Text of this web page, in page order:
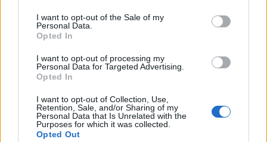
I want to opt-out of the Sale of my
Personal Data.
Opted In
I want to opt-out of processing my
Personal Data for Targeted Advertising.
Opted In
I want to opt-out of Collection, Use,
Retention, Sale, and/or Sharing of my
Personal Data that Is Unrelated with the
Purposes for which it was collected.
Opted Out
Ördögök szigete 2.
Istenek között: Az utolsó 49
SOROZAT